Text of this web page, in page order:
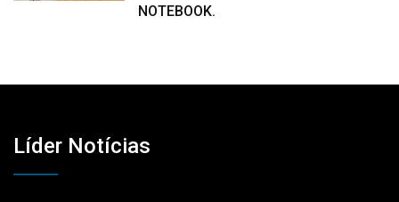
NOTEBOOK.
Líder Notícias